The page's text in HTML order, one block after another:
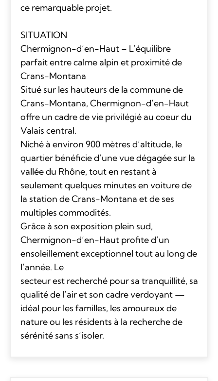
ce remarquable projet.
SITUATION
Chermignon-d’en-Haut – L’équilibre
parfait entre calme alpin et proximité de
Crans-Montana
Situé sur les hauteurs de la commune de
Crans-Montana, Chermignon-d’en-Haut
offre un cadre de vie privilégié au coeur du
Valais central.
Niché à environ 900 mètres d’altitude, le
quartier bénéficie d’une vue dégagée sur la
vallée du Rhône, tout en restant à
seulement quelques minutes en voiture de
la station de Crans-Montana et de ses
multiples commodités.
Grâce à son exposition plein sud,
Chermignon-d’en-Haut profite d’un
ensoleillement exceptionnel tout au long de
l’année. Le
secteur est recherché pour sa tranquillité, sa
qualité de l’air et son cadre verdoyant —
idéal pour les familles, les amoureux de
nature ou les résidents à la recherche de
sérénité sans s’isoler.